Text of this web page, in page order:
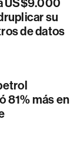
US$9.000
su
de datos
81% más en